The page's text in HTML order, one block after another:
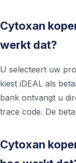
Cytoxan
werkt dat?
U selecteert uw
kiest iDEAL als
bank ontvangt u
trace code. De
Cytoxan